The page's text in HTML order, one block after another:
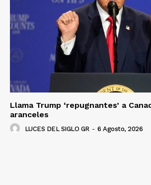
Llama Trump ‘repugnantes’ a
aranceles
LUCES DEL SIGLO GR - 6 Agosto, 2026